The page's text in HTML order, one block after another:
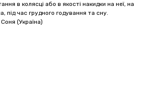
в колясці або в якості накидки на неї, на
під час грудного годування та сну.
(Україна)